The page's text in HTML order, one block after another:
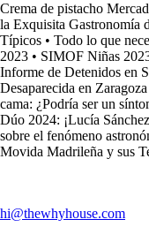
Crema de pistacho
la Exquisita Gastronomía
Típicos • Todo lo que
2023 • SIMOF Niñas
Informe de Detenidos en
Desaparecida en
cama: ¿Podría ser un
Dúo 2024: ¡Lucía
sobre el fenómeno
Movida Madrileña y sus
hi@thewhyhouse.com